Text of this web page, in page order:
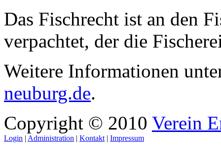
Das Fischrecht ist an den
verpachtet, der die
Weitere Informationen
neuburg.de.
Copyright © 2010 Verein
Login | Administration | Kontakt | Impressum